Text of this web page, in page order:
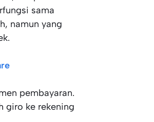
sama
namun yang
pembayaran.
giro ke rekening